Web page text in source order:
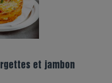
et jambon